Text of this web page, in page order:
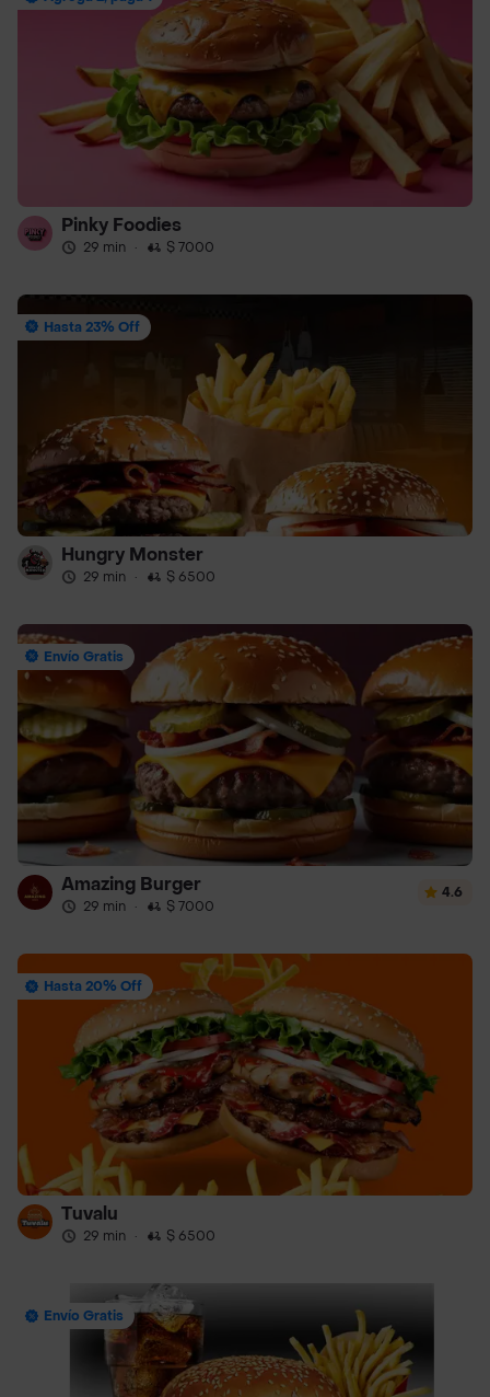
Pinky Foodies
29 min · $ 7000
Hasta 23% Off
Hungry Monster
29 min · $ 6500
Envío Gratis
Amazing Burger
29 min · $ 7000
4.6
Hasta 20% Off
Tuvalu
29 min · $ 6500
Envío Gratis